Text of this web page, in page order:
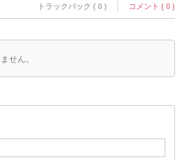
トラックバック ( 0 ) コメント ( 0 )
せん。